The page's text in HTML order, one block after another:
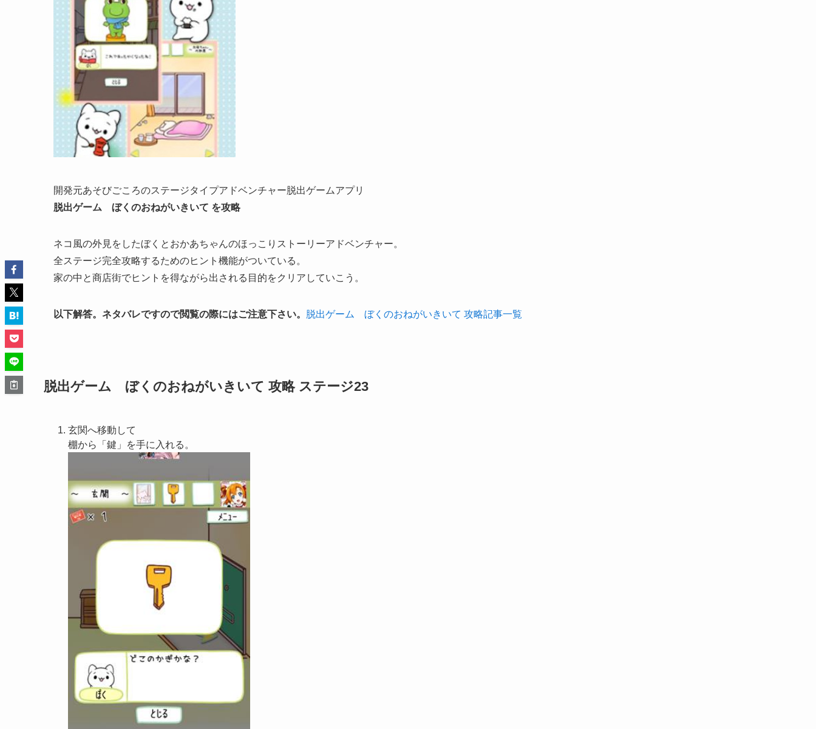
開発元あそびごころのステージタイプアドベンチャー脱出ゲームアプリ
脱出ゲーム ぼくのおねがいきいて を攻略
ネコ風の外見をしたぼくとおかあちゃんのほっこりストーリーアドベンチャー。
全ステージ完全攻略するためのヒント機能がついている。
家の中と商店街でヒントを得ながら出される目的をクリアしていこう。
以下解答。ネタバレですので閲覧の際にはご注意下さい。 脱出ゲーム ぼくのおねがいきいて 攻略記事一覧
脱出ゲーム ぼくのおねがいきいて 攻略 ステージ23
玄関へ移動して
棚から「鍵」を手に入れる。